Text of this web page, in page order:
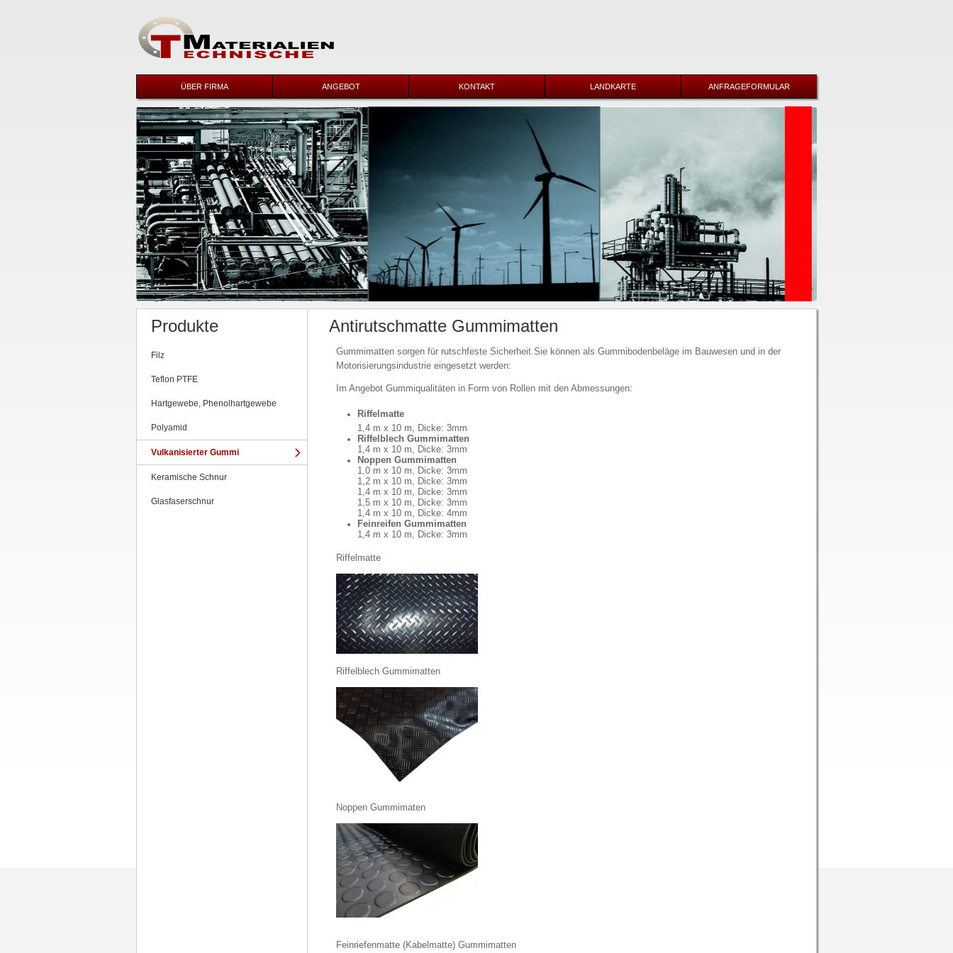
ÜBER FIRMA ANGEBOT KONTAKT LANDKARTE ANFRAGEFORMULAR
Produkte
Filz
Teflon PTFE
Hartgewebe, Phenolhartgewebe
Polyamid
Vulkanisierter Gummi
Keramische Schnur
Glasfaserschnur
Antirutschmatte Gummimatten
Gummimatten sorgen für rutschfeste Sicherheit.Sie können als Gummibodenbeläge im Bauwesen und in der
Motorisierungsindustrie eingesetzt werden:
Im Angebot Gummiqualitäten in Form von Rollen mit den Abmessungen:
Riffelmatte
1,4 m x 10 m, Dicke: 3mm
Riffelblech Gummimatten
1,4 m x 10 m, Dicke: 3mm
Noppen Gummimatten
1,0 m x 10 m, Dicke: 3mm
1,2 m x 10 m, Dicke: 3mm
1,4 m x 10 m, Dicke: 3mm
1,5 m x 10 m, Dicke: 3mm
1,4 m x 10 m, Dicke: 4mm
Feinreifen Gummimatten
1,4 m x 10 m, Dicke: 3mm
Riffelmatte
Riffelblech Gummimatten
Noppen Gummimaten
Feinriefenmatte (Kabelmatte) Gummimatten